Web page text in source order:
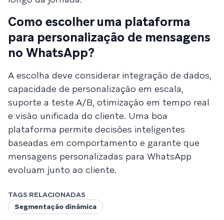
Como escolher uma plataforma
para personalização de mensagens
no WhatsApp?
A escolha deve considerar integração de dados,
capacidade de personalização em escala,
suporte a teste A/B, otimização em tempo real
e visão unificada do cliente. Uma boa
plataforma permite decisões inteligentes
baseadas em comportamento e garante que
mensagens personalizadas para WhatsApp
evoluam junto ao cliente.
TAGS RELACIONADAS
Segmentação dinâmica